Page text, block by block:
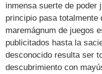
inmensa suerte de poder
principio pasa totalmente
maremágnum de juegos
publicitados hasta la
desconocido resulta ser
descubrimiento con